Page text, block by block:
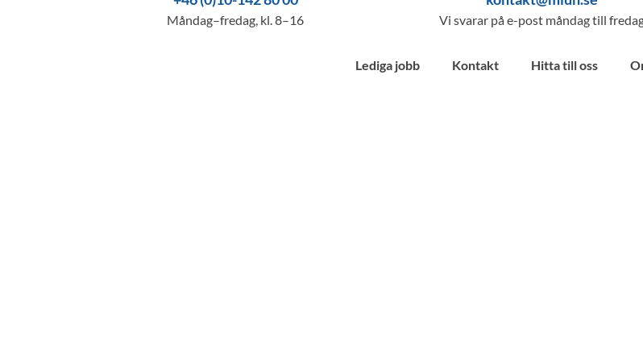
Måndag–fredag, kl. 8–16 Vi svarar på e-post måndag till
Lediga jobb Kontakt Hitta till oss